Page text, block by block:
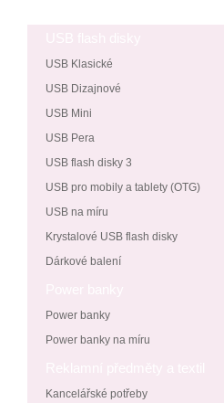
USB Klasické
USB Dizajnové
USB Mini
USB Pera
USB flash disky 3
USB pro mobily a tablety (OTG)
USB na míru
Krystalové USB flash disky
Dárkové balení
Power banky
Power banky na míru
Kancelářské potřeby